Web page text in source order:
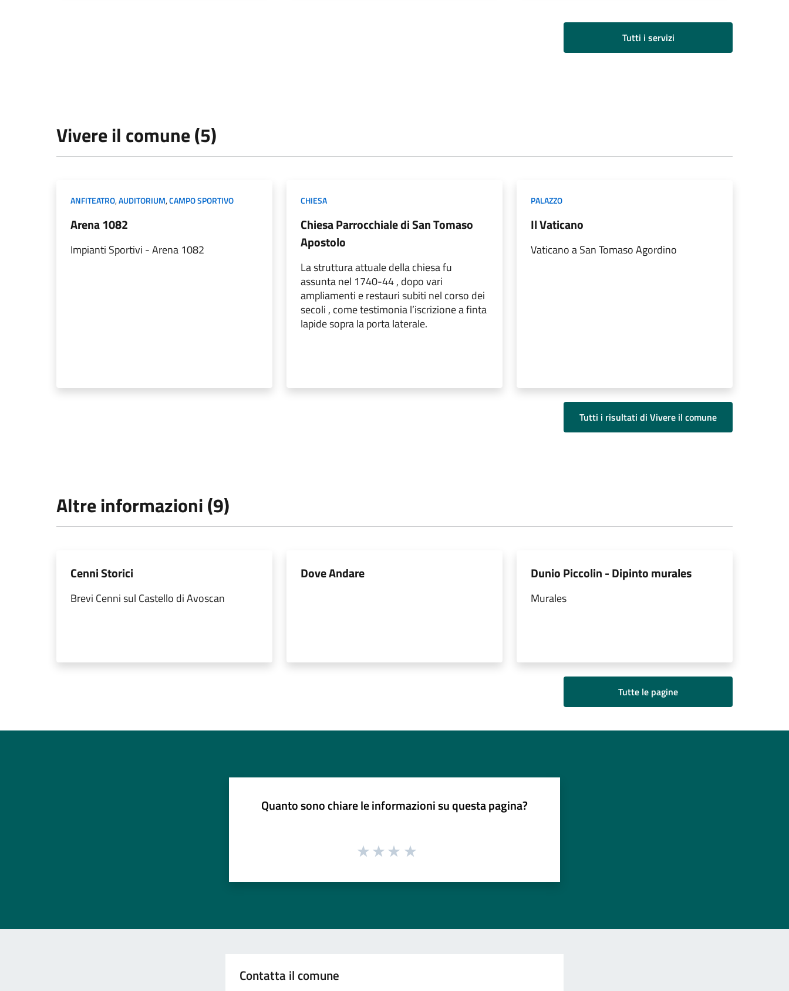
Tutti i servizi
Vivere il comune (5)
ANFITEATRO,AUDITORIUM,CAMPO SPORTIVO
Arena 1082
Impianti Sportivi - Arena 1082
CHIESA
Chiesa Parrocchiale di San Tomaso
Apostolo
La struttura attuale della chiesa fu
assunta nel 1740-44 , dopo vari
ampliamenti e restauri subiti nel corso dei
secoli , come testimonia l’iscrizione a finta
lapide sopra la porta laterale.
PALAZZO
Il Vaticano
Vaticano a San Tomaso Agordino
Tutti i risultati di Vivere il comune
Altre informazioni (9)
Cenni Storici
Brevi Cenni sul Castello di Avoscan
Dove Andare Dunio Piccolin - Dipinto murales
Murales
Tutte le pagine
Quanto sono chiare le informazioni su questa pagina?
Contatta il comune